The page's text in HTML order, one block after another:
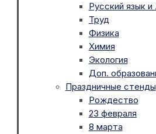
Русский язык
Труд
Физика
Химия
Экология
Доп.
Праздничные стенды
Рождество
23 февраля
8 марта